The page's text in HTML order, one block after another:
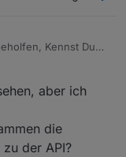
Kennst Du
Netz zu und liest
in der App
Schalter
die API
aber ich
die
der API?